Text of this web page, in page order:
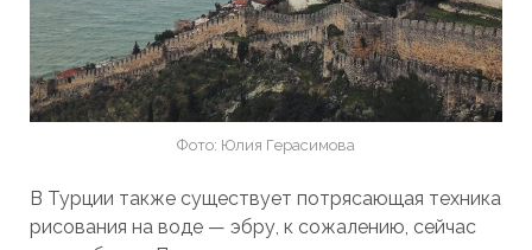
Фото: Юлия Герасимова
В Турции также существует потрясающая техника
рисования на воде — эбру, к сожалению, сейчас